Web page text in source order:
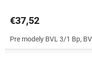
€37,52
Pre modely BVL 3/1 Bp,